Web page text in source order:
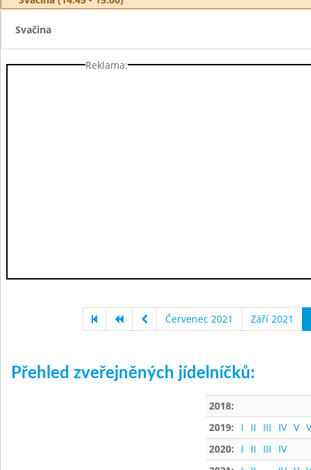
Svačina
Reklama:
Červenec 2021 Září 2021
Přehled zveřejněných jídelníčků:
2018:
2019:
I II III IV V
2020:
I II III
IV